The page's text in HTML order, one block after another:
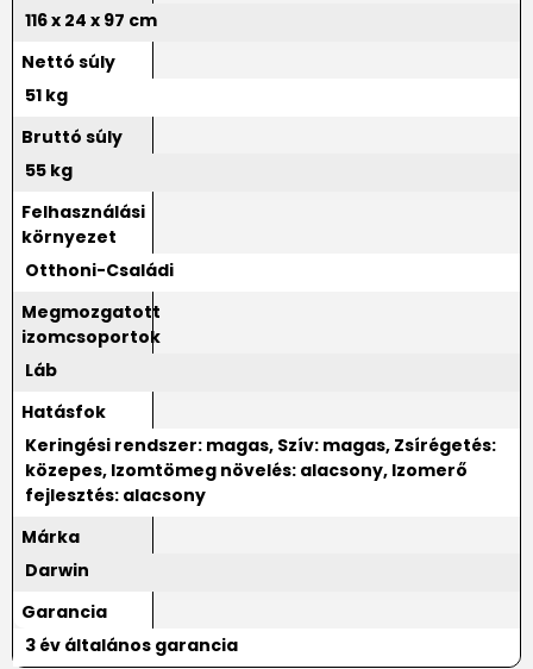
116 x 24 x 97 cm
Nettó súly
51 kg
Bruttó súly
55 kg
Felhasználási
környezet
Otthoni-Családi
Megmozgatott
izomcsoportok
Láb
Hatásfok
Keringési rendszer: magas, Szív: magas, Zsírégetés:
közepes, Izomtömeg növelés: alacsony, Izomerő
fejlesztés: alacsony
Márka
Darwin
Garancia
3 év általános garancia